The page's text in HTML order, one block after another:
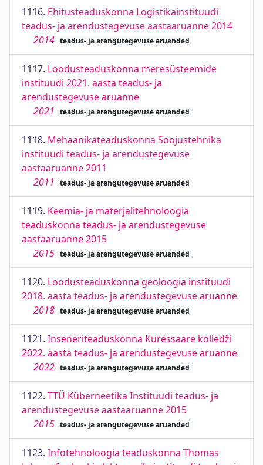
1116. Ehitusteaduskonna Logistikainstituudi
teadus- ja arendustegevuse aastaaruanne 2014
2014 teadus- ja arengutegevuse aruanded
1117. Loodusteaduskonna meresüsteemide
instituudi 2021. aasta teadus- ja
arendustegevuse aruanne
2021
teadus- ja arengutegevuse aruanded
1118. Mehaanikateaduskonna Soojustehnika
instituudi teadus- ja arendustegevuse
aastaaruanne 2011
2011
teadus- ja arengutegevuse aruanded
1119. Keemia- ja materjalitehnoloogia
teaduskonna teadus- ja arendustegevuse
aastaaruanne 2015
2015 teadus- ja arengutegevuse aruanded
1120. Loodusteaduskonna geoloogia instituudi
2018. aasta teadus- ja arendustegevuse aruanne
2018 teadus- ja arengutegevuse aruanded
1121. Inseneriteaduskonna Kuressaare kolledži
2022. aasta teadus- ja arendustegevuse aruanne
2022 teadus- ja arengutegevuse aruanded
1122. TTÜ Küberneetika Instituudi teadus- ja
arendustegevuse aastaaruanne 2015
2015 teadus- ja arengutegevuse aruanded
1123. Infotehnoloogia teaduskonna Thomas